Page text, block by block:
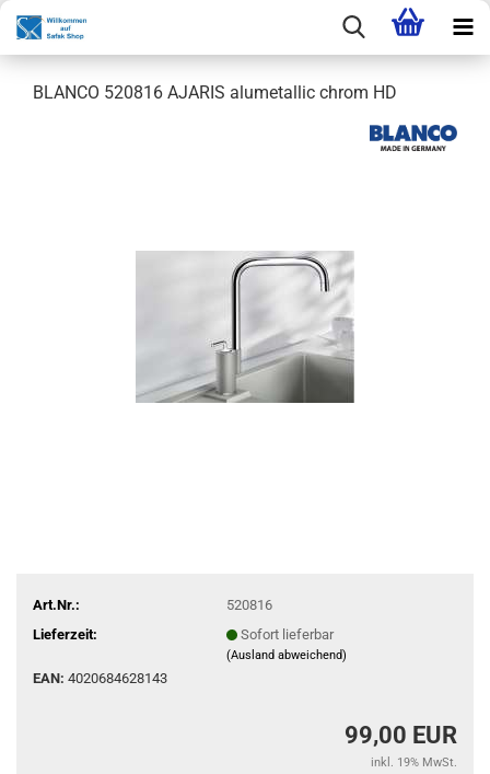
BLANCO 520816 AJARIS alumetallic chrom HD
Art.Nr.:
520816
Lieferzeit:
Sofort lieferbar
(Ausland abweichend)
EAN: 4020684628143
99,00 EUR
inkl. 19% MwSt.